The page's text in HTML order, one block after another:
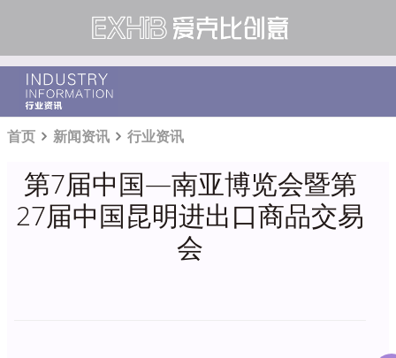
首页 新闻资讯 行业资讯
第7届中国—南亚博览会暨第
27届中国昆明进出口商品交易
会